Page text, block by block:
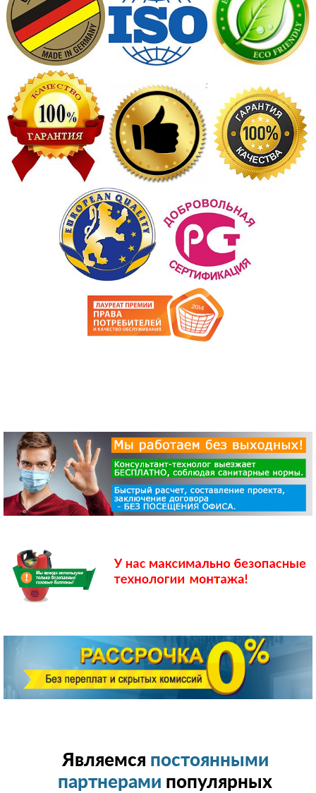
Являемся постоянными
партнерами популярных